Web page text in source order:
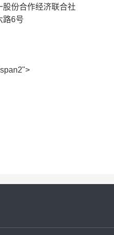
股份合作经济联合社
路6号